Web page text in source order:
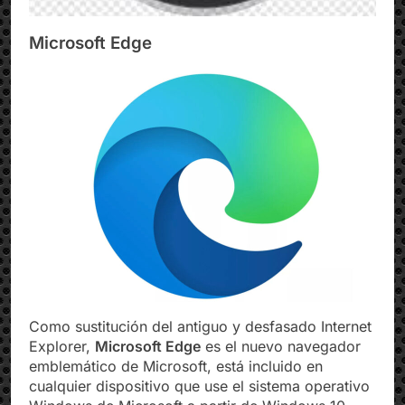
Microsoft Edge
Como sustitución del antiguo y desfasado Internet
Explorer,Microsoft Edgees el nuevo navegador
emblemático de Microsoft, está incluido en